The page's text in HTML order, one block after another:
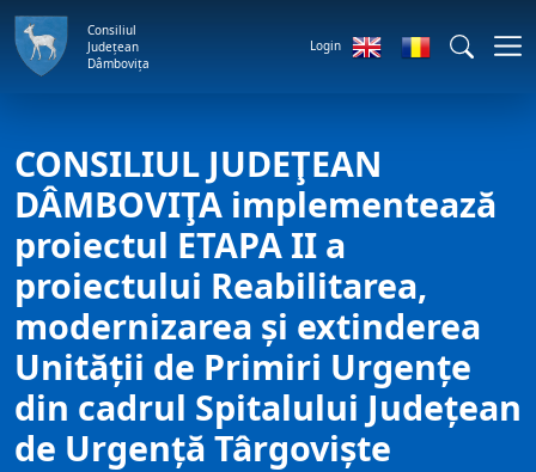
Consiliul
Județean
Dâmbovița
Login
CONSILIUL JUDEŢEAN
DÂMBOVIŢA implementează
proiectul ETAPA II a
proiectului Reabilitarea,
modernizarea și extinderea
Unității de Primiri Urgențe
din cadrul Spitalului Județean
de Urgență Târgoviște